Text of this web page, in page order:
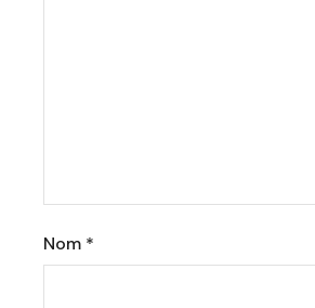
Nom *